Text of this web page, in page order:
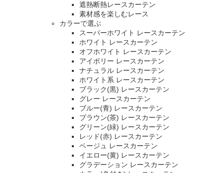
遮熱断熱レースカーテン
素材感を楽しむレース
カラーで選ぶ
スーパーホワイト レースカーテン
ホワイト レースカーテン
オフホワイト レースカーテン
アイボリー レースカーテン
ナチュラル レースカーテン
ホワイト系 レースカーテン
ブラック(黒) レースカーテン
グレー レースカーテン
ブルー(青) レースカーテン
ブラウン(茶) レースカーテン
グリーン(緑) レースカーテン
レッド(赤) レースカーテン
ベージュ レースカーテン
イエロー(黄) レースカーテン
グラデーション レースカーテン